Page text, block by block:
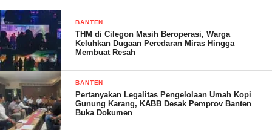
FKBB kedepan lebih banyak kegiatan sosialnya, “Kami sangat
bahagia bisa menjadi bagian dari acara ini dan melihat senyum
bahagia di wajah anak-anak yatim yang menerima santunan.
Semoga kegiatan seperti ini dapat terus dilakukan untuk
memberikan manfaat bagi sesama dan semoga FKBB
kedepannya semakin jaya,” katanya.
Pembubaran panitia Halalbihalal dan santunan anak yatim
BANTEN
THM di Cilegon Masih Beroperasi, Warga
Keluhkan Dugaan Peredaran Miras Hingga
Membuat Resah
BANTEN
Pertanyakan Legalitas Pengelolaan Umah Kopi
Gunung Karang, KABB Desak Pemprov Banten
Buka Dokumen